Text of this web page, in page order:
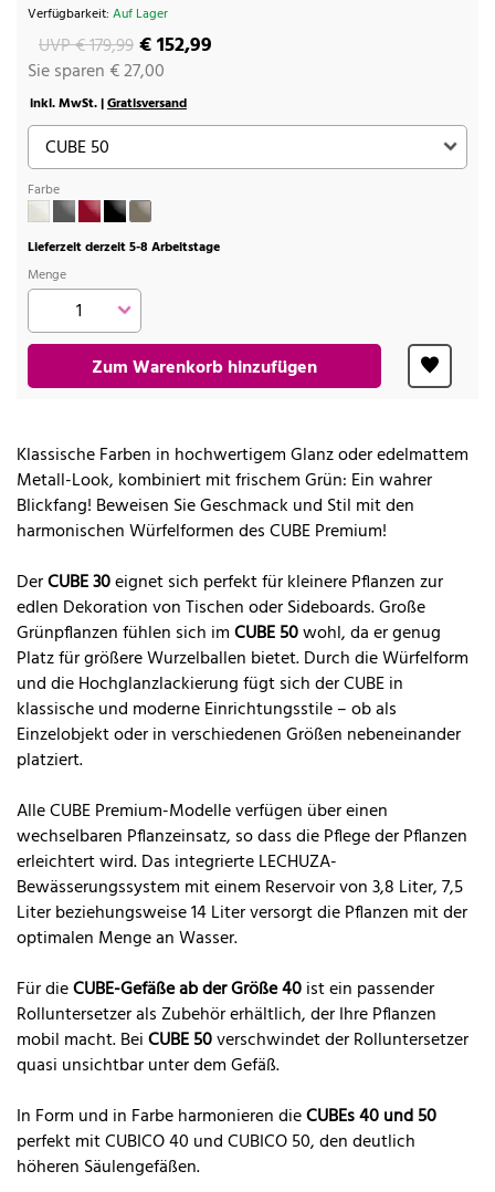
Verfügbarkeit: Auf Lager
UVP € 179,99€ 152,99
Sie sparen € 27,00
inkl. MwSt. |Gratisversand
Farbe
Lieferzeit derzeit 5-8 Arbeitstage
Menge
Zum Warenkorb hinzufügen
Klassische Farben in hochwertigem Glanz oder edelmattem
Metall-Look, kombiniert mit frischem Grün: Ein wahrer
Blickfang! Beweisen Sie Geschmack und Stil mit den
harmonischen Würfelformen des CUBE Premium!
DerCUBE 30eignet sich perfekt für kleinere Pflanzen zur
edlen Dekoration von Tischen oder Sideboards. Große
Grünpflanzen fühlen sich imCUBE 50wohl, da er genug
Platz für größere Wurzelballen bietet. Durch die Würfelform
und die Hochglanzlackierung fügt sich der CUBE in
klassische und moderne Einrichtungsstile – ob als
Einzelobjekt oder in verschiedenen Größen nebeneinander
platziert.
Alle CUBE Premium-Modelle verfügen über einen
wechselbaren Pflanzeinsatz, so dass die Pflege der Pflanzen
erleichtert wird. Das integrierte LECHUZA-
Bewässerungssystem mit einem Reservoir von 3,8 Liter, 7,5
Liter beziehungsweise 14 Liter versorgt die Pflanzen mit der
optimalen Menge an Wasser.
Für dieCUBE-Gefäße ab der Größe 40ist ein passender
Rolluntersetzer als Zubehör erhältlich, der Ihre Pflanzen
mobil macht. BeiCUBE 50verschwindet der Rolluntersetzer
quasi unsichtbar unter dem Gefäß.
In Form und in Farbe harmonieren dieCUBEs 40 und 50
perfekt mit CUBICO 40 und CUBICO 50, den deutlich
höheren Säulengefäßen.